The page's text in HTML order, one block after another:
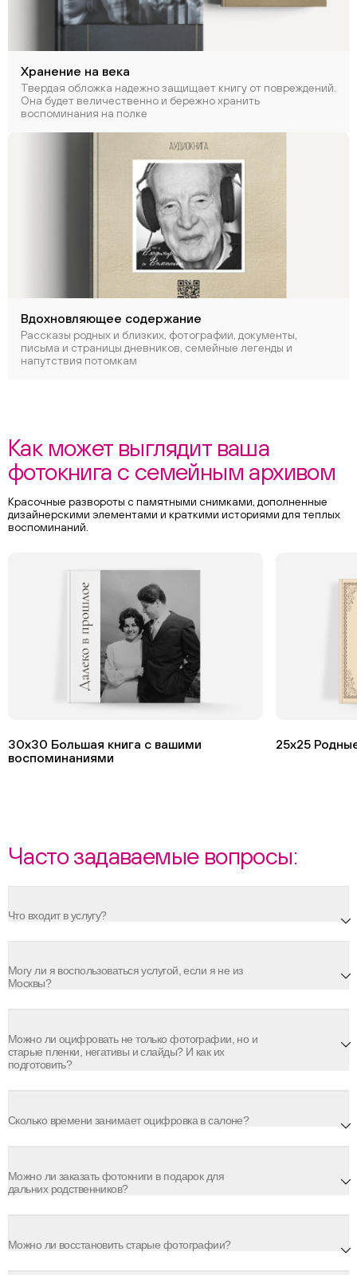
Хранение на века
Твердая обложка надежно защищает книгу от повреждений.
Она будет величественно и бережно хранить
воспоминания на полке
Вдохновляющее содержание
Рассказы родных и близких, фотографии, документы,
письма и страницы дневников, семейные легенды и
напутствия потомкам
Как может выглядит ваша
фотокнига с семейным архивом
Красочные развороты с памятными снимками, дополненные
дизайнерскими элементами и краткими историями для теплых
воспоминаний.
30х30 Большая книга с вашими
воспоминаниями
25х25
Часто задаваемые вопросы:
Что входит в услугу?
Могу ли я воспользоваться услугой, если я не из
Москвы?
Можно ли оцифровать не только фотографии, но и
старые пленки, негативы и слайды? И как их
подготовить?
Сколько времени занимает оцифровка в салоне?
Можно ли заказать фотокниги в подарок для
дальних родственников?
Можно ли восстановить старые фотографии?